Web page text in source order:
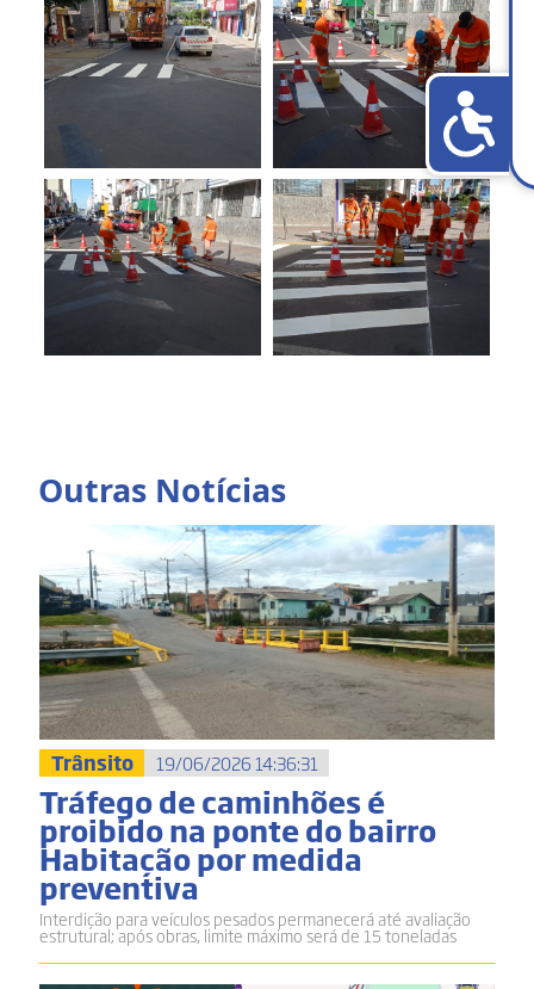
Outras Notícias
Trânsito 19/06/2026 14:36:31
Tráfego de caminhões é
proibido na ponte do bairro
Habitação por medida
preventiva
Interdição para veículos pesados permanecerá até avaliação
estrutural; após obras, limite máximo será de 15 toneladas